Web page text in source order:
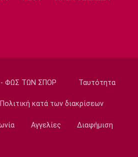
offs»
συμβόλαια σε
- ΦΩΣ ΤΩΝ ΣΠΟΡ Ταυτότητα
Πολιτική κατά των διακρίσεων
Αγγελίες Διαφήμιση